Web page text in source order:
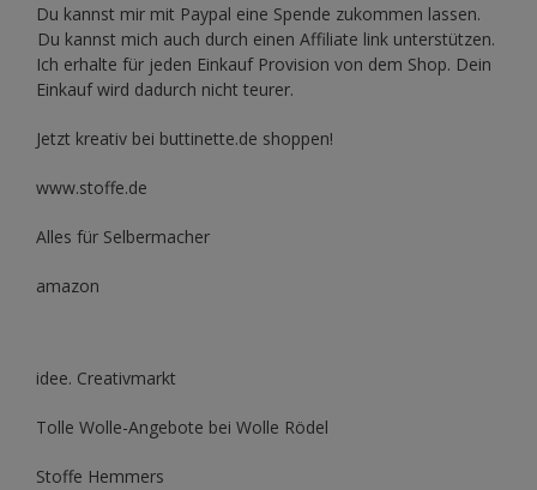
Du kannst mir mit Paypal eine Spende zukommen lassen.
Du kannst mich auch durch einen Affiliate link unterstützen.
Ich erhalte für jeden Einkauf Provision von dem Shop. Dein
Einkauf wird dadurch nicht teurer.
Jetzt kreativ bei buttinette.de shoppen!
www.stoffe.de
Alles für Selbermacher
amazon
idee. Creativmarkt
Tolle Wolle-Angebote bei Wolle Rödel
Stoffe Hemmers